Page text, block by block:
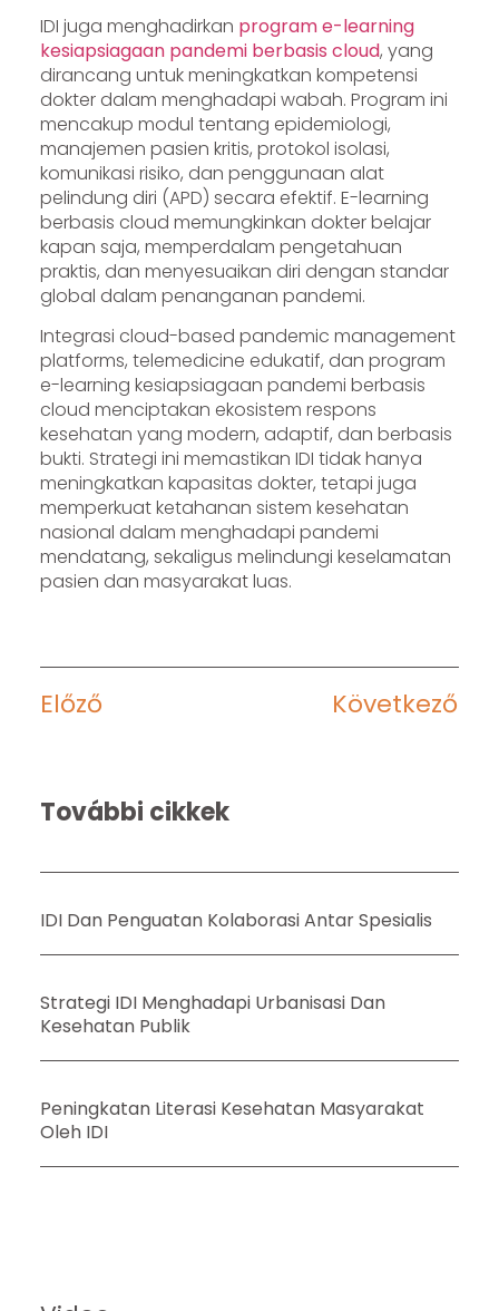
IDI juga menghadirkan program e-learning
kesiapsiagaan pandemi berbasis cloud, yang
dirancang untuk meningkatkan kompetensi
dokter dalam menghadapi wabah. Program ini
mencakup modul tentang epidemiologi,
manajemen pasien kritis, protokol isolasi,
komunikasi risiko, dan penggunaan alat
pelindung diri (APD) secara efektif. E-learning
berbasis cloud memungkinkan dokter belajar
kapan saja, memperdalam pengetahuan
praktis, dan menyesuaikan diri dengan standar
global dalam penanganan pandemi.
Integrasi cloud-based pandemic management
platforms, telemedicine edukatif, dan program
e-learning kesiapsiagaan pandemi berbasis
cloud menciptakan ekosistem respons
kesehatan yang modern, adaptif, dan berbasis
bukti. Strategi ini memastikan IDI tidak hanya
meningkatkan kapasitas dokter, tetapi juga
memperkuat ketahanan sistem kesehatan
nasional dalam menghadapi pandemi
mendatang, sekaligus melindungi keselamatan
pasien dan masyarakat luas.
Előző Következő
További cikkek
IDI Dan Penguatan Kolaborasi Antar Spesialis
Strategi IDI Menghadapi Urbanisasi Dan
Kesehatan Publik
Peningkatan Literasi Kesehatan Masyarakat
Oleh IDI